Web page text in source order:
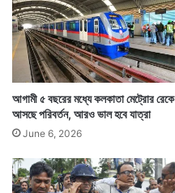
আগামী ৫ বছরের মধ্যে কলকাতা মেট্রোর রেকে
আসছে পরিবর্তন, আরও ভাল হবে যাত্রা
June 6, 2026